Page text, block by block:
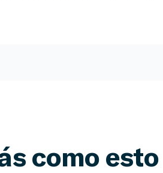
como esto